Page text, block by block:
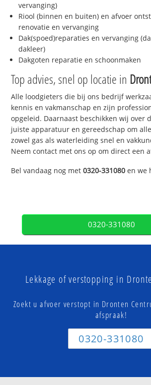
vervanging)
Riool (binnen en buiten) en afvoer
renovatie en vervanging
Dak(spoed)reparaties en vervanging
dakleer)
Dakgoten reparatie en schoonmaken
Top advies, snel op locatie in
Alle loodgieters die bij ons bedrijf
kennis en vakmanschap en zijn
opgeleid. Daarnaast beschikken wij over
juiste apparatuur en gereedschap om
zowel gas als waterleiding snel en
Neem contact met ons op om direct een
Bel vandaag nog met0320-331080 en we
0320-331080
Lekkage of verstopping in
Zoekt u afvoer verstopt in Dronten
afspraak!
0320-331080